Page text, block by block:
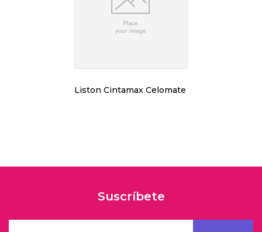
Liston Cintamax Celomate
Suscríbete